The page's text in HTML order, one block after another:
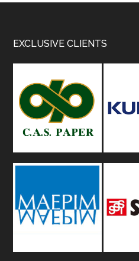
Footer
EXCLUSIVE CLIENTS